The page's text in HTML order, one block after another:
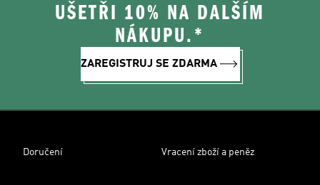
UŠETŘI 10% NA DALŠÍM
NÁKUPU.*
ZAREGISTRUJ SE ZDARMA
Doručení Vracení zboží a peněz